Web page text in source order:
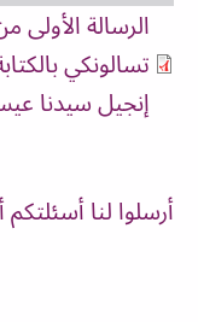
الرسالة
تسالونكي
إنجيل سيدنا
أرسلوا لنا أسئلتكم